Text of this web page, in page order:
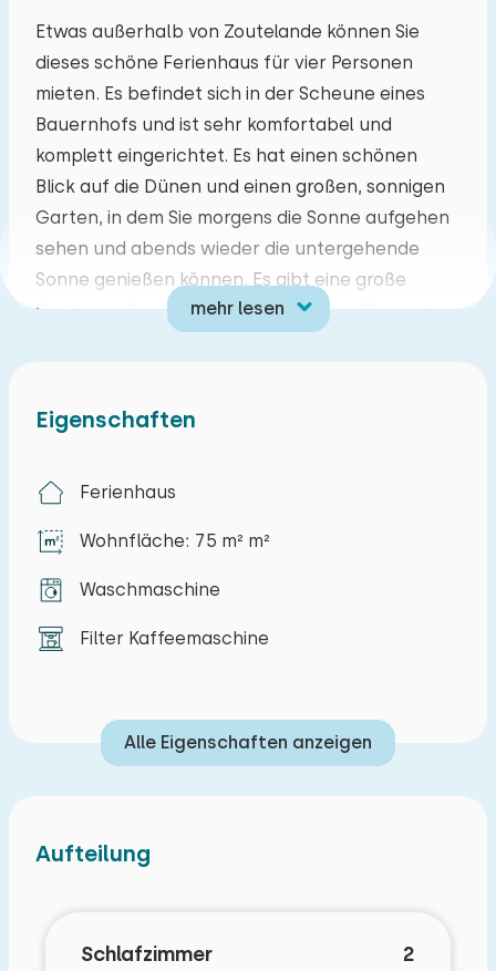
Etwas außerhalb von Zoutelande können Sie
dieses schöne Ferienhaus für vier Personen
mieten. Es befindet sich in der Scheune eines
Bauernhofs und ist sehr komfortabel und
komplett eingerichtet. Es hat einen schönen
Blick auf die Dünen und einen großen, sonnigen
Garten, in dem Sie morgens die Sonne aufgehen
sehen und abends wieder die untergehende
Sonne genießen können. Es gibt eine große
Spielwiese für Kinder und eine kleine Wiese mit
Zoutelande bietet mehrere Restaurants und
auch den einzigen Strand nach Süden in den
Niederlanden und, damit, die meisten
Sonnenstunden. Am Strand befinden sich auch
zwei Strandpavillons, nur 1 Kilometer vom
Walcheren, und genießen Sie einen
unvergesslichen Urlaub.
großen, hellen Wohnzimmer mit einer neuen, voll
ausgestatteten Küche. Das Wohnzimmer ist
ausgestattet. Die offene Küche ist mit Esstisch,
mehr lesen
Mo Di Mi Do Fr Sa So
27 28 29 30 31 01
03 04 05 06 07 08
10 11 12 13 14 15 16
17 18 19 20 21 22 23
Eigenschaften
Ferienhaus
Wohnfläche: 75 m² m²
Waschmaschine
Filter Kaffeemaschine
Alle Eigenschaften anzeigen
Aufteilung
Schlafzimmer 2